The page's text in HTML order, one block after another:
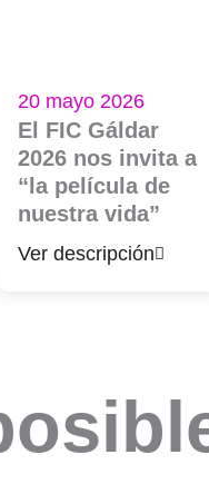
20 mayo 2026
El FIC Gáldar
2026 nos invita a
“la película de
nuestra vida”
Ver descripción